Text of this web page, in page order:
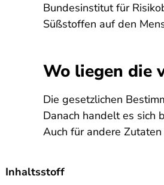
Bundesinstitut für
Süßstoffen auf den
Wo liegen die
Die gesetzlichen
Danach handelt es sich
Auch für andere
Inhaltsstoff